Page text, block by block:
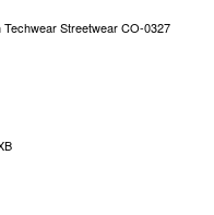
Streetwear CO-0327